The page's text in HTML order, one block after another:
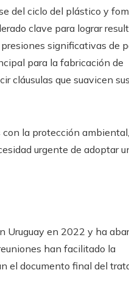
del ciclo del plástico y
clave para lograr
significativas de
para la fabricación de
cláusulas que suavicen sus
la protección
urgente de adoptar
Uruguay en 2022 y ha
han facilitado la
el documento final del